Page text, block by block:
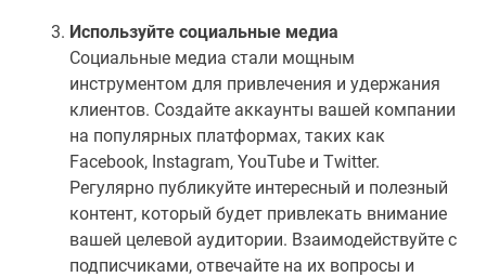
Используйте социальные медиа
Социальные медиа стали мощным
инструментом для привлечения и удержания
клиентов. Создайте аккаунты вашей компании
на популярных платформах, таких как
Facebook, Instagram, YouTube и Twitter.
Регулярно публикуйте интересный и полезный
контент, который будет привлекать внимание
вашей целевой аудитории. Взаимодействуйте с
подписчиками, отвечайте на их вопросы и